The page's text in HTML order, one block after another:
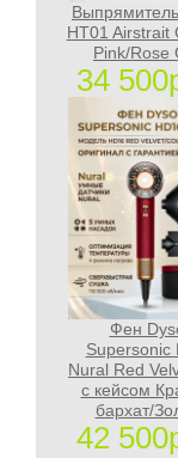
HT01 Airstrait
Pink/Rose
34
Фен
Supersonic
Nural Red
с кейсом
бархат/
42